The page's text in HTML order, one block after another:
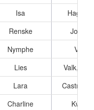
Isa
Renske
Jong,
Nymphe
Visser
Lies
Valk, van
Lara
Castro
Charline